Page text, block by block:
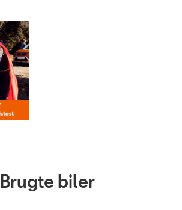
Brugte biler